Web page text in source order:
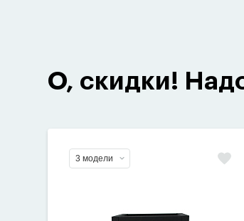
О, скидки!
3 модели